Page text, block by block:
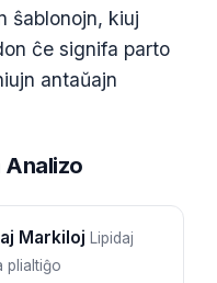
ŝablonojn, kiuj
ĉe signifa parto
antaŭajn
Analizo
Markiloj Lipidaj
plialtiĝo